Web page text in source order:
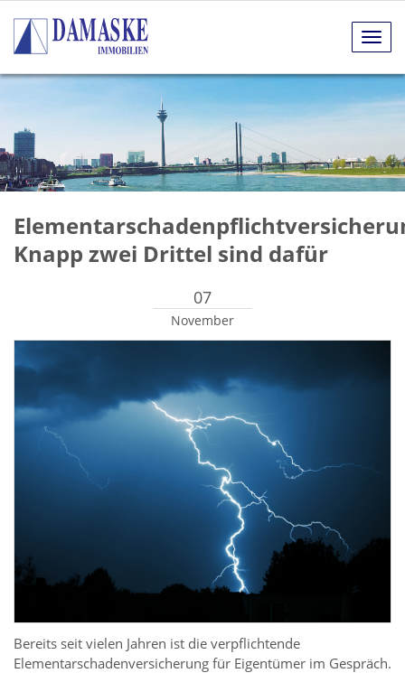
Knapp zwei Drittel sind dafür
07
November
Bereits seit vielen Jahren ist die verpflichtende
Elementarschadenversicherung für Eigentümer im Gespräch.